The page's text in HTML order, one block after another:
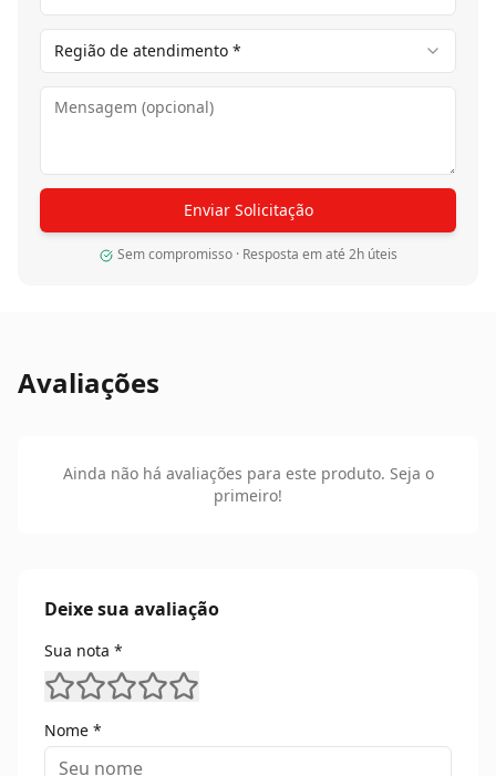
Região de atendimento *
Enviar Solicitação
Sem compromisso · Resposta em até 2h úteis
Avaliações
Ainda não há avaliações para este produto. Seja o
primeiro!
Deixe sua avaliação
Sua nota *
Nome *